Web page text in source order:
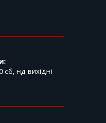
cб, нд вихідні